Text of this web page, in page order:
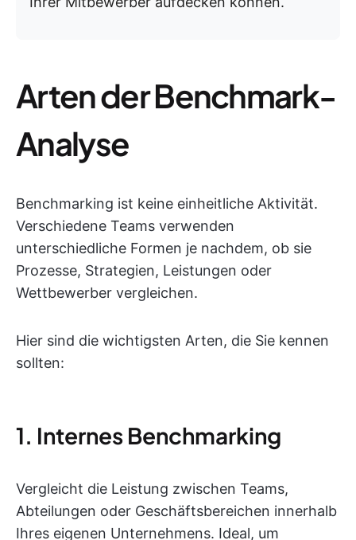
Arten der Benchmark-
Analyse
Benchmarking ist keine einheitliche Aktivität.
Verschiedene Teams verwenden
unterschiedliche Formen je nachdem, ob sie
Prozesse, Strategien, Leistungen oder
Wettbewerber vergleichen.
Hier sind die wichtigsten Arten, die Sie kennen
sollten:
1. Internes Benchmarking
Vergleicht die Leistung zwischen Teams,
Abteilungen oder Geschäftsbereichen innerhalb
Ihres eigenen Unternehmens. Ideal, um